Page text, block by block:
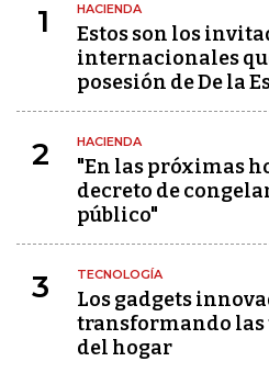
1 HACIENDA
Estos son los
internacionales
posesión de De la
2 HACIENDA
"En las próximas
decreto de
público"
3 TECNOLOGÍA
Los gadgets
transformando
del hogar